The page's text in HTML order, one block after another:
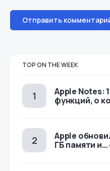
TOP ON THE WEEK
Apple Notes:
функций, о
Apple
ГБ памяти